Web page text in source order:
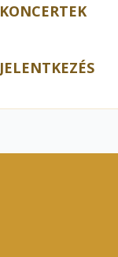
KONCERTEK
JELENTKEZÉS